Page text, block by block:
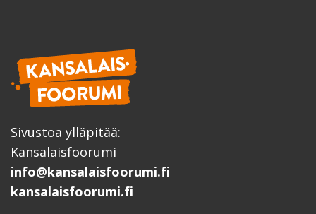
Sivustoa ylläpitää:
Kansalaisfoorumi
info@kansalaisfoorumi.fi
kansalaisfoorumi.fi